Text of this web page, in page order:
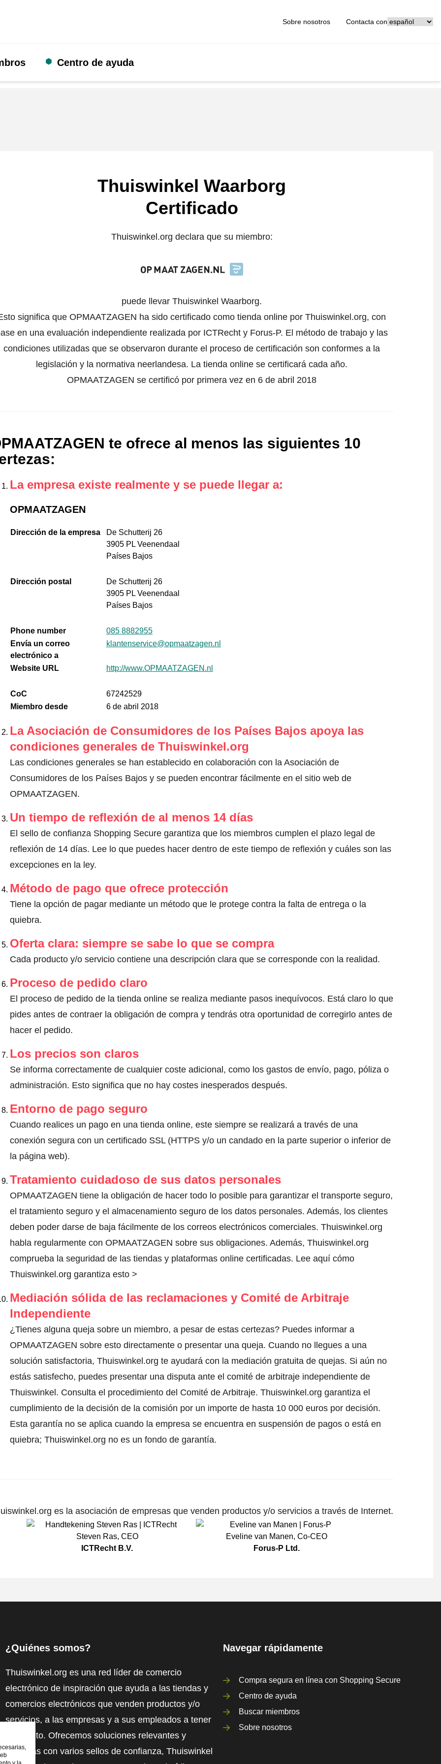
Sobre nosotros Contacta con
Centro de ayuda
Thuiswinkel Waarborg
Certificado
Thuiswinkel.org declara que su miembro:
puede llevar Thuiswinkel Waarborg.
significa que OPMAATZAGEN ha sido certificado como tienda online por Thuiswinkel.org, con
en una evaluación independiente realizada por ICTRecht y Forus-P. El método de trabajo y las
condiciones utilizadas que se observaron durante el proceso de certificación son conformes a la
legislación y la normativa neerlandesa. La tienda online se certificará cada año.
OPMAATZAGEN se certificó por primera vez en 6 de abril 2018
te ofrece al menos las siguientes 10
:
La empresa existe realmente y se puede llegar a:
OPMAATZAGEN
Dirección de la empresa
De Schutterij 26
3905 PL Veenendaal
Países Bajos
Dirección postal
De Schutterij 26
3905 PL Veenendaal
Países Bajos
Phone number
085 8882955
Envía un correo
electrónico a
klantenservice@opmaatzagen.nl
Website URL http://www.OPMAATZAGEN.nl
CoC
67242529
Miembro desde
6 de abril 2018
La Asociación de Consumidores de los Países Bajos apoya las
condiciones generales de Thuiswinkel.org
Las condiciones generales se han establecido en colaboración con la Asociación de
Consumidores de los Países Bajos y se pueden encontrar fácilmente en el sitio web de
OPMAATZAGEN.
Un tiempo de reflexión de al menos 14 días
El sello de confianza Shopping Secure garantiza que los miembros cumplen el plazo legal de
reflexión de 14 días. Lee lo que puedes hacer dentro de este tiempo de reflexión y cuáles son las
excepciones en la ley.
Método de pago que ofrece protección
Tiene la opción de pagar mediante un método que le protege contra la falta de entrega o la
quiebra.
Oferta clara: siempre se sabe lo que se compra
Cada producto y/o servicio contiene una descripción clara que se corresponde con la realidad.
Proceso de pedido claro
El proceso de pedido de la tienda online se realiza mediante pasos inequívocos. Está claro lo que
pides antes de contraer la obligación de compra y tendrás otra oportunidad de corregirlo antes de
hacer el pedido.
Los precios son claros
Se informa correctamente de cualquier coste adicional, como los gastos de envío, pago, póliza o
administración. Esto significa que no hay costes inesperados después.
Entorno de pago seguro
Cuando realices un pago en una tienda online, este siempre se realizará a través de una
conexión segura con un certificado SSL (HTTPS y/o un candado en la parte superior o inferior de
la página web).
Tratamiento cuidadoso de sus datos personales
OPMAATZAGEN tiene la obligación de hacer todo lo posible para garantizar el transporte seguro,
el tratamiento seguro y el almacenamiento seguro de los datos personales. Además, los clientes
deben poder darse de baja fácilmente de los correos electrónicos comerciales. Thuiswinkel.org
habla regularmente con OPMAATZAGEN sobre sus obligaciones. Además, Thuiswinkel.org
comprueba la seguridad de las tiendas y plataformas online certificadas. Lee aquí cómo
Thuiswinkel.org garantiza esto >
Mediación sólida de las reclamaciones y Comité de Arbitraje
Independiente
¿Tienes alguna queja sobre un miembro, a pesar de estas certezas? Puedes informar a
OPMAATZAGEN sobre esto directamente o presentar una queja. Cuando no llegues a una
solución satisfactoria, Thuiswinkel.org te ayudará con la mediación gratuita de quejas. Si aún no
estás satisfecho, puedes presentar una disputa ante el comité de arbitraje independiente de
Thuiswinkel. Consulta el procedimiento del Comité de Arbitraje. Thuiswinkel.org garantiza el
cumplimiento de la decisión de la comisión por un importe de hasta 10 000 euros por decisión.
Esta garantía no se aplica cuando la empresa se encuentra en suspensión de pagos o está en
quiebra; Thuiswinkel.org no es un fondo de garantía.
es la asociación de empresas que venden productos y/o servicios a través de Internet.
Steven Ras, CEO
ICTRecht B.V.
Eveline van Manen, Co-CEO
Forus-P Ltd.
¿Quiénes somos?
Thuiswinkel.org es una red líder de comercio
electrónico de inspiración que ayuda a las tiendas y
comercios electrónicos que venden productos y/o
servicios, a las empresas y a sus empleados a tener
más éxito. Ofrecemos soluciones relevantes y
prácticas con varios sellos de confianza, Thuiswinkel
Navegar rápidamente
Compra segura en línea con Shopping Secure
Centro de ayuda
Buscar miembros
Sobre nosotros